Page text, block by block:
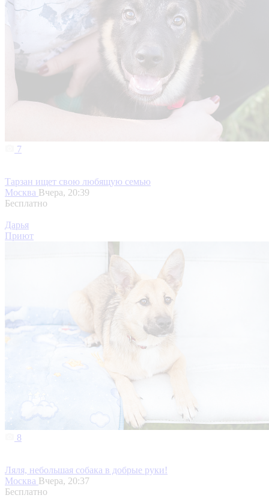
7
Тарзан ищет свою любящую семью
Москва Вчера, 20:39
Бесплатно
Дарья
Приют
8
Ляля, небольшая собака в добрые руки!
Москва Вчера, 20:37
Бесплатно